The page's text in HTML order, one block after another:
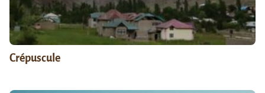
Crépuscule